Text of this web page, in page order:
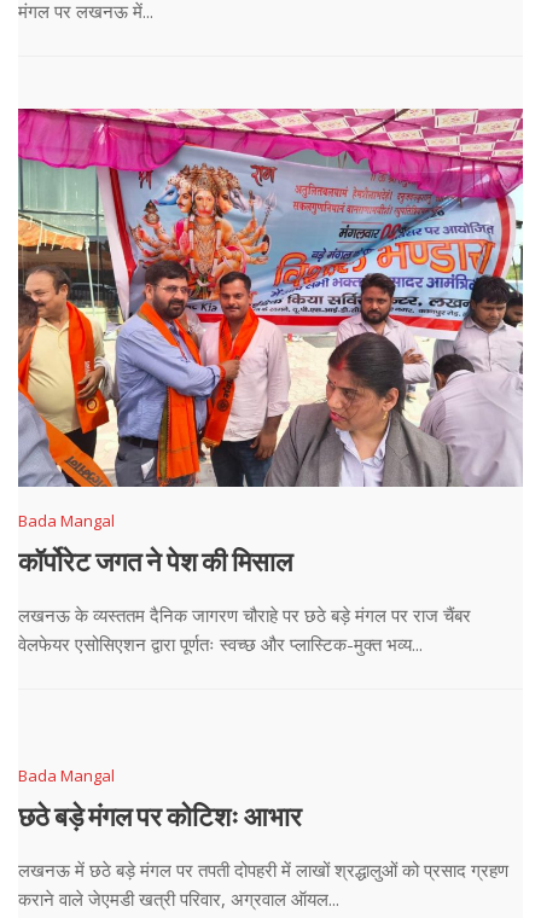
मंगल पर लखनऊ में...
Bada Mangal
कॉर्पोरेट जगत ने पेश की मिसाल
लखनऊ के व्यस्ततम दैनिक जागरण चौराहे पर छठे बड़े मंगल पर राज चैंबर
वेलफेयर एसोसिएशन द्वारा पूर्णतः स्वच्छ और प्लास्टिक-मुक्त भव्य...
Bada Mangal
छठे बड़े मंगल पर कोटिशः आभार
लखनऊ में छठे बड़े मंगल पर तपती दोपहरी में लाखों श्रद्धालुओं को प्रसाद ग्रहण
कराने वाले जेएमडी खत्री परिवार, अग्रवाल ऑयल...